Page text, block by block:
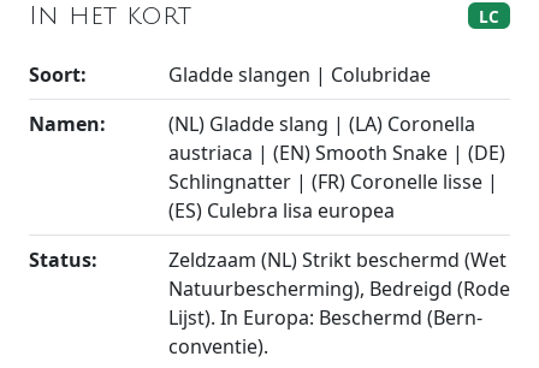
In het kort LC
Soort:
Gladde slangen | Colubridae
Namen:
(NL) Gladde slang | (LA) Coronella
austriaca | (EN) Smooth Snake | (DE)
Schlingnatter | (FR) Coronelle lisse |
(ES) Culebra lisa europea
Status:
Zeldzaam (NL) Strikt beschermd (Wet
Natuurbescherming), Bedreigd (Rode
Lijst). In Europa: Beschermd (Bern-
conventie).